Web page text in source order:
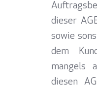
dieser
sowie
dem
mangels
diesen